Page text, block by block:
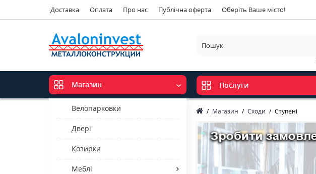
Доставка Оплата Про нас Публічна оферта Оберіть Ваше місто!
Магазин
Велопарковки
Двері
Козирки
Меблі
Послуги
Магазин Сходи Ступені